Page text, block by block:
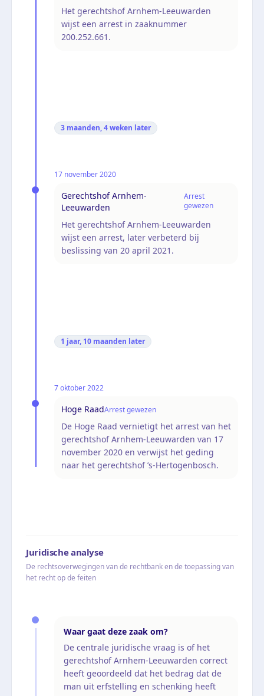
Het gerechtshof Arnhem-Leeuwarden
wijst een arrest in zaaknummer
200.252.661.
3 maanden, 4 weken later
17 november 2020
Gerechtshof Arnhem-
Leeuwarden
Arrest
gewezen
Het gerechtshof Arnhem-Leeuwarden
wijst een arrest, later verbeterd bij
beslissing van 20 april 2021.
1 jaar, 10 maanden later
7 oktober 2022
Hoge RaadArrest gewezen
De Hoge Raad vernietigt het arrest van het
gerechtshof Arnhem-Leeuwarden van 17
november 2020 en verwijst het geding
naar het gerechtshof ’s-Hertogenbosch.
Juridische analyse
De rechtsoverwegingen van de rechtbank en de toepassing van
het recht op de feiten
Waar gaat deze zaak om?
De centrale juridische vraag is of het
gerechtshof Arnhem-Leeuwarden correct
heeft geoordeeld dat het bedrag dat de
man uit erfstelling en schenking heeft